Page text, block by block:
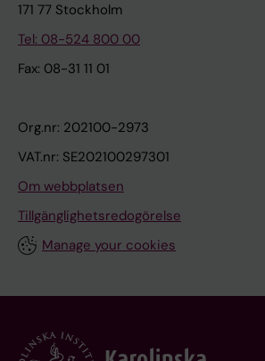
171 77 Stockholm
Tel: 08-524 800 00
Fax: 08-31 11 01
Org.nr: 202100-2973
VAT.nr: SE202100297301
Om webbplatsen
Tillgänglighetsredogörelse
Manage your cookies